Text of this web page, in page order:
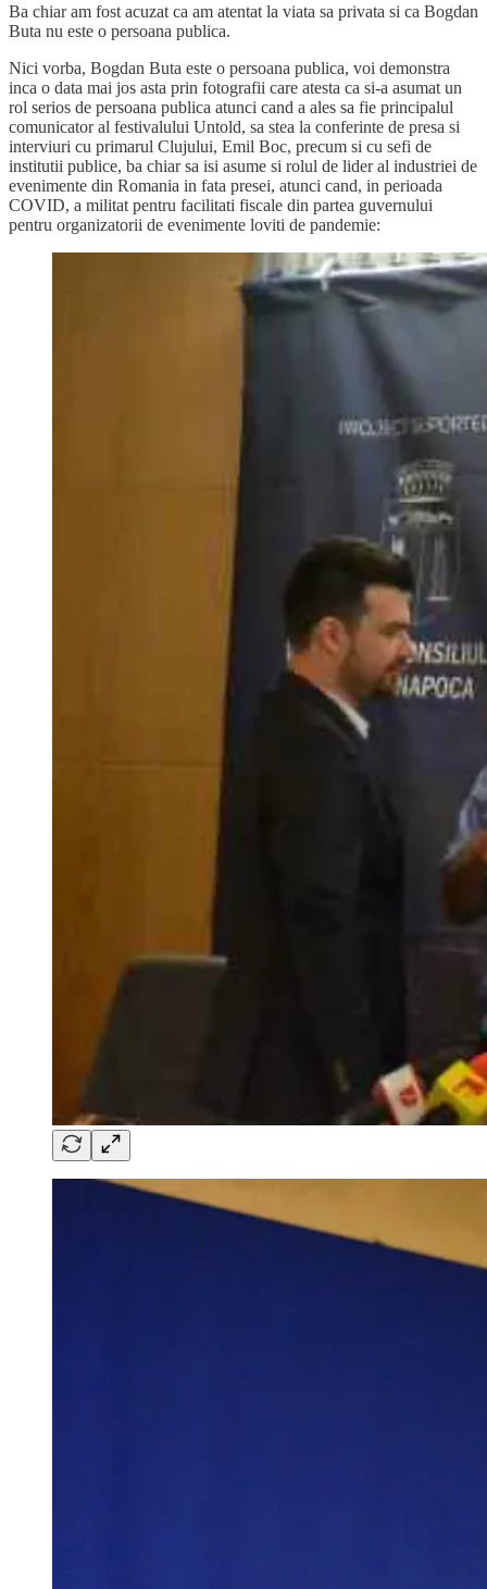
Ba chiar am fost acuzat ca am atentat la viata sa privata si ca Bogdan
Buta nu este o persoana publica.
Nici vorba, Bogdan Buta este o persoana publica, voi demonstra
inca o data mai jos asta prin fotografii care atesta ca si-a asumat un
rol serios de persoana publica atunci cand a ales sa fie principalul
comunicator al festivalului Untold, sa stea la conferinte de presa si
interviuri cu primarul Clujului, Emil Boc, precum si cu sefi de
institutii publice, ba chiar sa isi asume si rolul de lider al industriei de
evenimente din Romania in fata presei, atunci cand, in perioada
COVID, a militat pentru facilitati fiscale din partea guvernului
pentru organizatorii de evenimente loviti de pandemie: